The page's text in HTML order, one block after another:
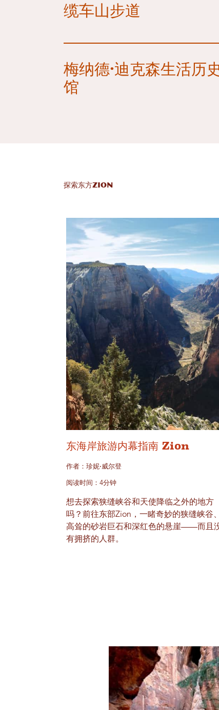
缆车山步道
梅纳德·迪克森生活历
馆
探索东方ZION
东海岸旅游内幕指南 Zion
作者：珍妮·威尔登
阅读时间：4分钟
想去探索狭缝峡谷和天使降临之外的地方
吗？前往东部Zion，一睹奇妙的狭缝峡谷、
高耸的砂岩巨石和深红色的悬崖——而且
有拥挤的人群。